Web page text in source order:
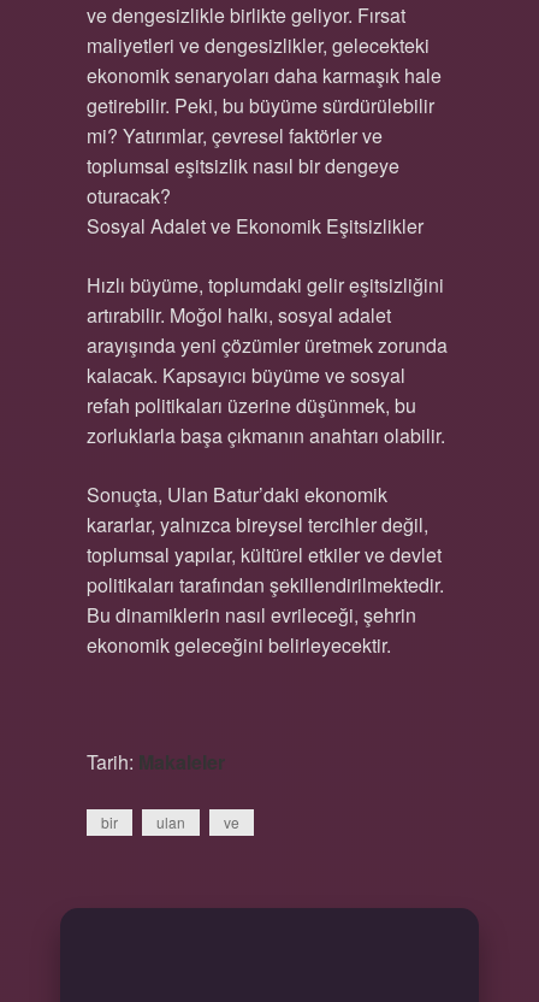
ve dengesizlikle birlikte geliyor. Fırsat
maliyetleri ve dengesizlikler, gelecekteki
ekonomik senaryoları daha karmaşık hale
getirebilir. Peki, bu büyüme sürdürülebilir
mi? Yatırımlar, çevresel faktörler ve
toplumsal eşitsizlik nasıl bir dengeye
oturacak?
Sosyal Adalet ve Ekonomik Eşitsizlikler
Hızlı büyüme, toplumdaki gelir eşitsizliğini
artırabilir. Moğol halkı, sosyal adalet
arayışında yeni çözümler üretmek zorunda
kalacak. Kapsayıcı büyüme ve sosyal
refah politikaları üzerine düşünmek, bu
zorluklarla başa çıkmanın anahtarı olabilir.
Sonuçta, Ulan Batur’daki ekonomik
kararlar, yalnızca bireysel tercihler değil,
toplumsal yapılar, kültürel etkiler ve devlet
politikaları tarafından şekillendirilmektedir.
Bu dinamiklerin nasıl evrileceği, şehrin
ekonomik geleceğini belirleyecektir.
Tarih: Makaleler
bir ulan ve